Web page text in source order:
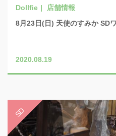
店舗情報
8月23日(日) 天使のすみか SD
2020.08.19